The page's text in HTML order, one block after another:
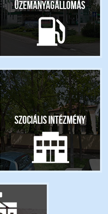
Üzemanyagállomás
Szociális intézmény